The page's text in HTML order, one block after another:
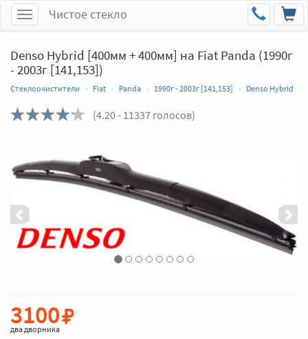
МенюЧистое стекло
Denso Hybrid [400мм + 400мм] на Fiat Panda (1990г
- 2003г [141,153])
Стеклоочистители Fiat Panda 1990г - 2003г [141,153] Denso Hybrid
(4.20- 11337 голосов)
3100
два дворника